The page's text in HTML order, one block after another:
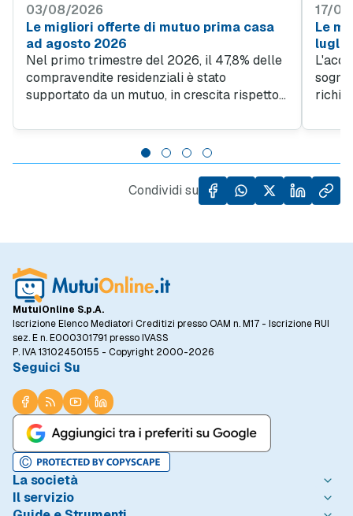
03/08/2026
Le migliori offerte di mutuo prima casa
ad agosto 2026
Nel primo trimestre del 2026, il 47,8% delle
compravendite residenziali è stato
supportato da un mutuo, in crescita rispetto
trend evidenzia quanto sia importante
l'accesso al credito per facilitare l'acquisto
di case, specialmente in un contesto in cui il
prezzo al metro quadro degli immobili ha
registrato un incremento del 5,5% rispetto
17/
Le
Condividi su
MutuiOnline S.p.A.
Iscrizione Elenco Mediatori Creditizi presso OAM n. M17 - Iscrizione RUI
sez. E n. E000301791 presso IVASS
P. IVA 13102450155 - Copyright 2000-2026
Seguici Su
La società
Chi è MutuiOnline.it
Il servizio